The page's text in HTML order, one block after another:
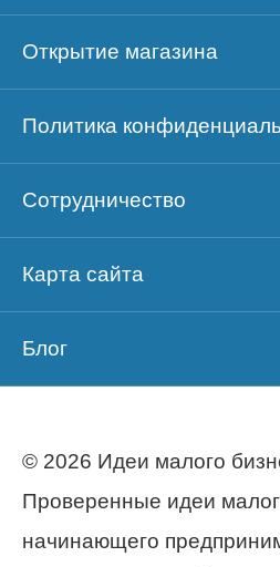
Открытие магазина
Политика
Сотрудничество
Карта сайта
Блог
© 2026 Идеи малого
Проверенные идеи
начинающего